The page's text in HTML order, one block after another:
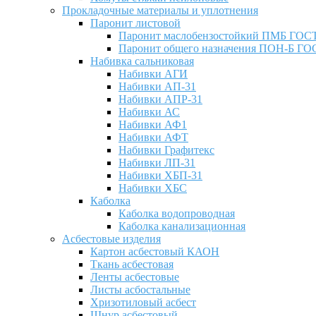
Прокладочные материалы и уплотнения
Паронит листовой
Паронит маслобензостойкий ПМБ
Паронит общего назначения ПОН-Б
Набивка сальниковая
Набивки АГИ
Набивки АП-31
Набивки АПР-31
Набивки АС
Набивки АФ1
Набивки АФТ
Набивки Графитекс
Набивки ЛП-31
Набивки ХБП-31
Набивки ХБС
Каболка
Каболка водопроводная
Каболка канализационная
Асбестовые изделия
Картон асбестовый КАОН
Ткань асбестовая
Ленты асбестовые
Листы асбостальные
Хризотиловый асбеcт